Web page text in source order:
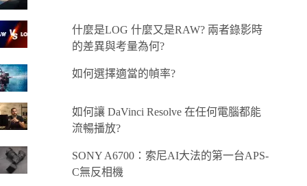
什麼是LOG 什麼又是RAW? 兩者錄影時
的差異與考量為何?
如何選擇適當的幀率?
如何讓 DaVinci Resolve 在任何電腦都能
流暢播放?
SONY A6700：索尼AI大法的第一台APS-
C無反相機